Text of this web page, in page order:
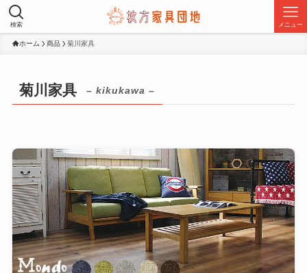
検索 メニュー
ホーム 商品 菊川家具
菊川家具 – kikukawa –